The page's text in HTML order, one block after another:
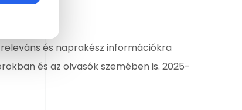
és naprakész információkra
és az olvasók szemében is. 2025-